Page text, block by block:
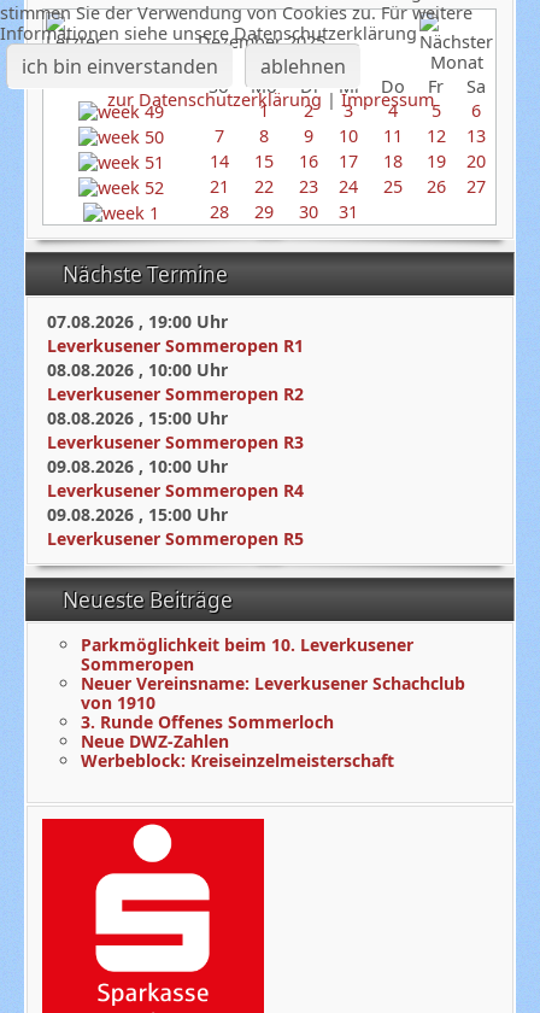
Dezember 2025
So
Mo Di Mi Do Fr
Sa
1
2 3 4 5
6
7
8 9 10 11 12
13
14
15 16 17 18 19
20
21
22 23 24 25 26
27
28
29 30 31
Nächste Termine
07.08.2026 , 19:00 Uhr
Leverkusener Sommeropen R1
08.08.2026 , 10:00 Uhr
Leverkusener Sommeropen R2
08.08.2026 , 15:00 Uhr
Leverkusener Sommeropen R3
09.08.2026 , 10:00 Uhr
Leverkusener Sommeropen R4
09.08.2026 , 15:00 Uhr
Leverkusener Sommeropen R5
Neueste Beiträge
Parkmöglichkeit beim 10. Leverkusener
Sommeropen
Neuer Vereinsname: Leverkusener Schachclub
von 1910
3. Runde Offenes Sommerloch
Neue DWZ-Zahlen
Werbeblock: Kreiseinzelmeisterschaft
stimmen Sie der Verwendung von Cookies zu. Für weitere
Informationen siehe unsere Datenschutzerklärung
ich bin einverstanden ablehnen
zur Datenschutzerklärung |Impressum